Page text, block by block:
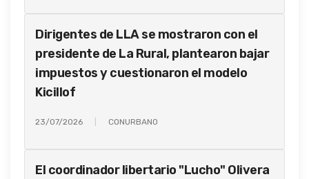
Dirigentes de LLA se mostraron con el
presidente de La Rural, plantearon bajar
impuestos y cuestionaron el modelo
Kicillof
23/07/2026 CONURBANO
El coordinador libertario "Lucho" Olivera